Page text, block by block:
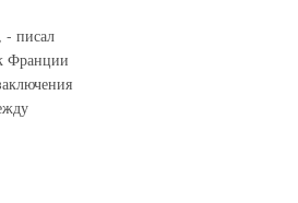
- писал
Франции